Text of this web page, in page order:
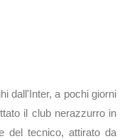
dall'Inter, a pochi giorni
il club nerazzurro in
del tecnico, attirato da